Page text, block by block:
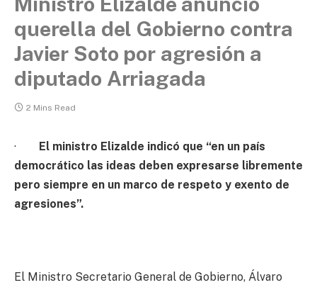
querella del Gobierno contra
Javier Soto por agresión a
diputado Arriagada
2 Mins Read
· El ministro Elizalde indicó que “en un país
democrático las ideas deben expresarse libremente
pero siempre en un marco de respeto y exento de
agresiones”.
El Ministro Secretario General de Gobierno, Álvaro